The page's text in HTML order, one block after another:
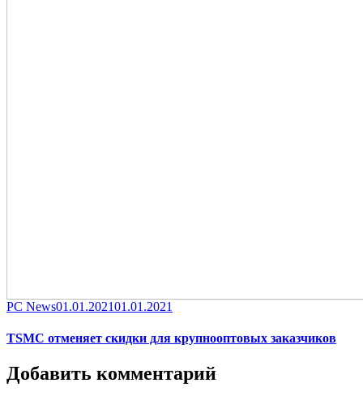
Category
PC NewsPosted
01.01.202101.01.2021
TSMC отменяет скидки для крупнооптовых заказчиков
Добавить комментарий